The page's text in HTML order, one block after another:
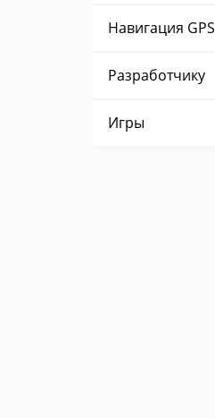
Навигация GPS
Разработчику
Игры